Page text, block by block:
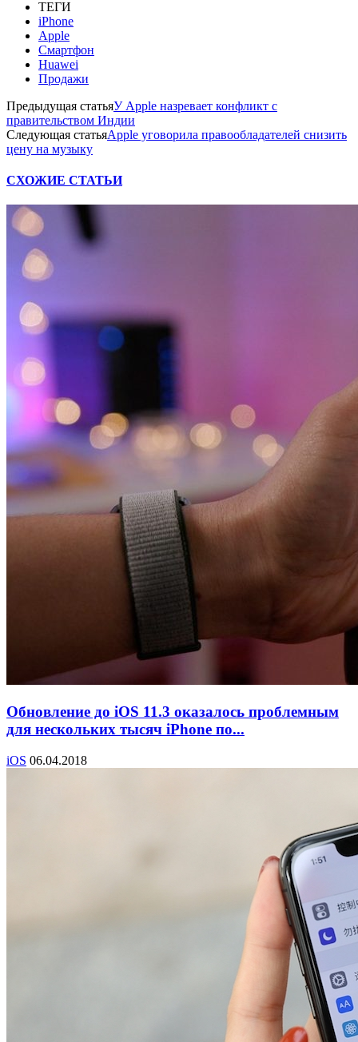
ТЕГИ
iPhone
Apple
Смартфон
Huawei
Продажи
Предыдущая статьяУ Apple назревает конфликт с
правительством Индии
Следующая статьяApple уговорила правообладателей снизить
цену на музыку
СХОЖИЕ СТАТЬИ
Обновление до iOS 11.3 оказалось проблемным
для нескольких тысяч iPhone по...
iOS 06.04.2018